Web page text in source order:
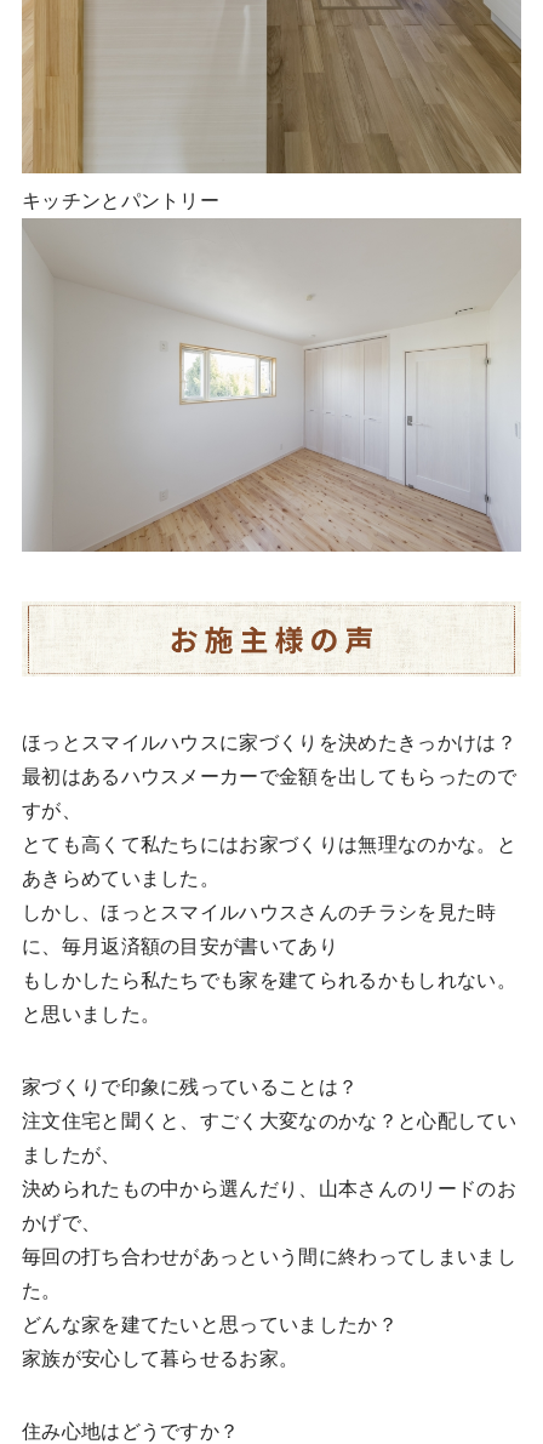
キッチンとパントリー
ほっとスマイルハウスに家づくりを決めたきっかけは？
最初はあるハウスメーカーで金額を出してもらったので
すが、
とても高くて私たちにはお家づくりは無理なのかな。と
あきらめていました。
しかし、ほっとスマイルハウスさんのチラシを見た時
に、毎月返済額の目安が書いてあり
もしかしたら私たちでも家を建てられるかもしれない。
と思いました。
家づくりで印象に残っていることは？
注文住宅と聞くと、すごく大変なのかな？と心配してい
ましたが、
決められたもの中から選んだり、山本さんのリードのお
かげで、
毎回の打ち合わせがあっという間に終わってしまいまし
た。
どんな家を建てたいと思っていましたか？
家族が安心して暮らせるお家。
住み心地はどうですか？